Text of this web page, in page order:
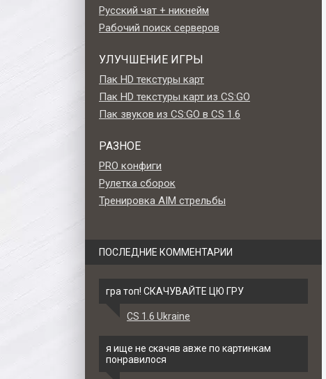
«Damascus Steel» для CS 1.6
«Case Hardened» для CS 1.6
Русский чат + никнейм
Рабочий поиск серверов
УЛУЧШЕНИЕ ИГРЫ
Пак HD текстуры карт
Пак HD текстуры карт из CS:GO
Пак звуков из CS:GO в CS 1.6
РАЗНОЕ
PRO конфиги
Рулетка сборок
Тренировка AIM стрельбы
ПОСЛЕДНИЕ КОММЕНТАРИИ
гра топ! СКАЧУВАЙТЕ ЦЮ ГРУ
CS 1.6 Ukraine
я ище не скачяв авже по картинкам
понравилося